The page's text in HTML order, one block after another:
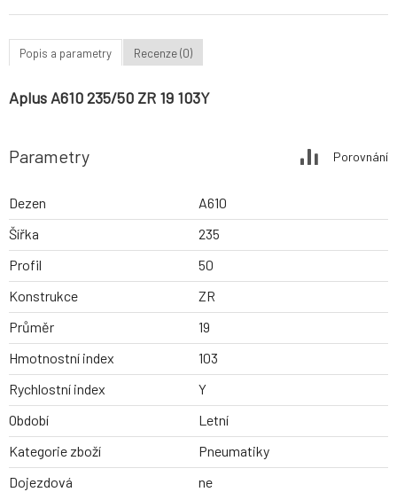
Popis a parametry Recenze (0)
Aplus A610 235/50 ZR 19 103Y
Parametry Porovnání
Dezen
A610
Šířka
235
Profil
50
Konstrukce
ZR
Průměr
19
Hmotnostní index
103
Rychlostní index
Y
Období
Letní
Kategorie zboží
Pneumatiky
Dojezdová
ne